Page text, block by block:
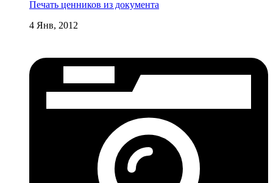
Печать ценников из документа
4 Янв, 2012